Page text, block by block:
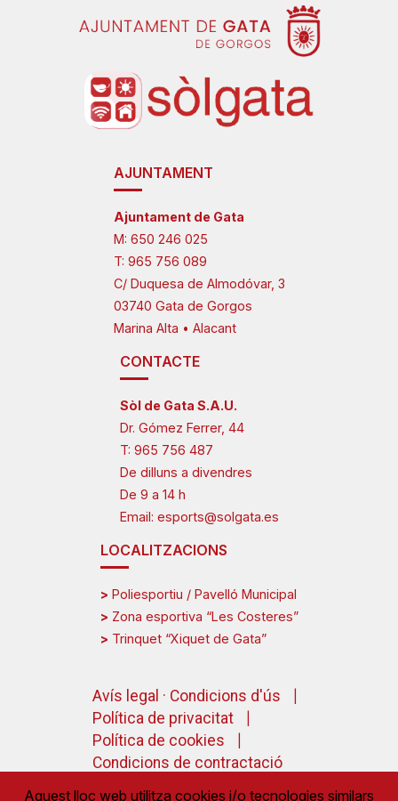
AJUNTAMENT
Ajuntament de Gata
M: 650 246 025
T: 965 756 089
C/ Duquesa de Almodóvar, 3
03740 Gata de Gorgos
Marina Alta • Alacant
CONTACTE
Sòl de Gata S.A.U.
Dr. Gómez Ferrer, 44
T: 965 756 487
De dilluns a divendres
De 9 a 14 h
Email: esports@solgata.es
LOCALITZACIONS
> Poliesportiu / Pavelló Municipal
> Zona esportiva “Les Costeres”
> Trinquet “Xiquet de Gata”
Avís legal · Condicions d'ús
Política de privacitat
Política de cookies
Condicions de contractació
Aquest lloc web utilitza cookies i/o tecnologies similars